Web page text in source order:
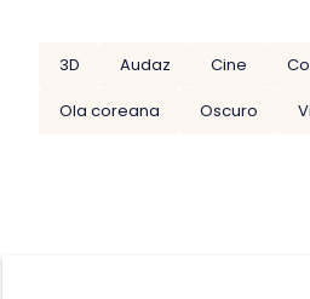
3D Audaz Cine
Ola coreana
Oscuro